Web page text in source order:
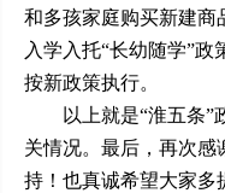
和多孩家庭购买新建商
入学入托“长幼随学”政
按新政策执行。
以上就是“淮五条”政
关情况。最后，再次感
持！也真诚希望大家多